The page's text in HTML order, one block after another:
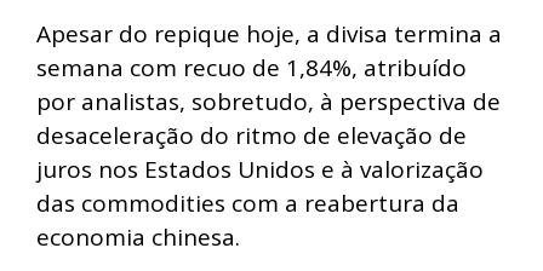
Apesar do repique hoje, a divisa termina a
semana com recuo de 1,84%, atribuído
por analistas, sobretudo, à perspectiva de
desaceleração do ritmo de elevação de
juros nos Estados Unidos e à valorização
das commodities com a reabertura da
economia chinesa.